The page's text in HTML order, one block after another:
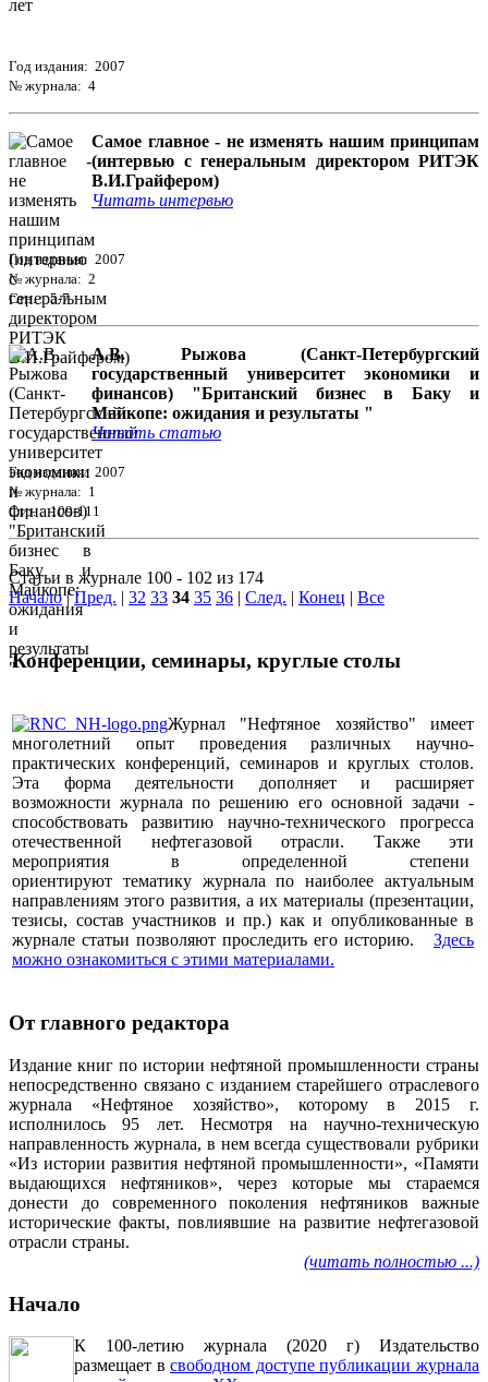
Год издания: 2007
№ журнала: 4
Самое главное - не изменять нашим принципам
(интервью с генеральным директором РИТЭК
В.И.Грайфером)
Читать интервью
Год издания: 2007
№ журнала: 2
Стр. : 5-7
А.В. Рыжова (Санкт-Петербургский
государственный университет экономики и
финансов) "Британский бизнес в Баку и
Майкопе: ожидания и результаты "
Читать статью
Год издания: 2007
№ журнала: 1
Стр. : 109-111
Статьи в журнале 100 - 102 из 174
Начало|Пред. | 32 33 34 35 36 | След. | Конец | Все
Конференции, семинары, круглые столы
Журнал "Нефтяное хозяйство" имеет
многолетний опыт проведения различных научно-
практических конференций, семинаров и круглых столов.
Эта форма деятельности дополняет и расширяет
возможности журнала по решению его основной задачи -
способствовать развитию научно-технического прогресса
отечественной нефтегазовой отрасли. Также эти
мероприятия в определенной степени
ориентируют тематику журнала по наиболее актуальным
направлениям этого развития, а их материалы (презентации,
тезисы, состав участников и пр.) как и опубликованные в
журнале статьи позволяют проследить его историю. Здесь
можно ознакомиться с этими материалами.
От главного редактора
Издание книг по истории нефтяной промышленности страны
непосредственно связано с изданием старейшего отраслевого
журнала «Нефтяное хозяйство», которому в 2015 г.
исполнилось 95 лет. Несмотря на научно-техническую
направленность журнала, в нем всегда существовали рубрики
«Из истории развития нефтяной промышленности», «Памяти
выдающихся нефтяников», через которые мы стараемся
донести до современного поколения нефтяников важные
исторические факты, повлиявшие на развитие нефтегазовой
отрасли страны.
(читать полностью ...)
Начало
К 100-летию журнала (2020 г) Издательство
размещает всвободном доступе публикации журнала